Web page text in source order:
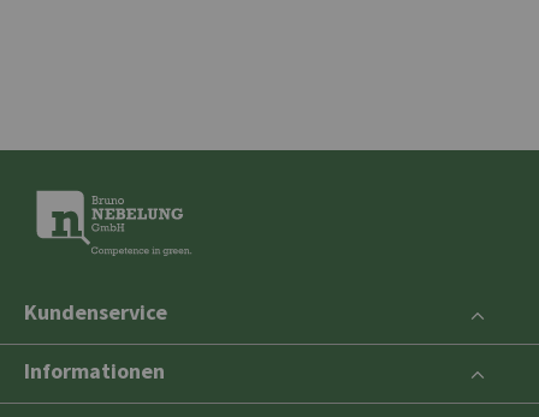
Kundenservice
Informationen